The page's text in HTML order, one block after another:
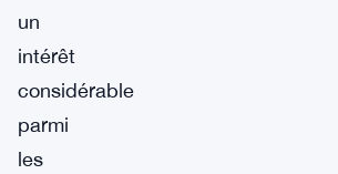
un
intérêt
considérable
parmi
les